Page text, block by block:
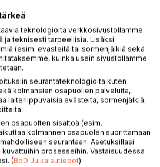
asuu tätä nykyä Hyvinkään
Keravanjoen latvavesien
valmisteilla olevan runotrilogian
teknologioita verkkosivustollamme.
ja teknisesti tarpeellisia. Lisäksi
(esim. evästeitä tai sormenjälkiä sekä
kuinka usein sivustollamme
seurantateknologioita kuten
kolmansien osapuolien palveluita,
laiteriippuvaisia evästeitä, sormenjälkiä,
osapuolten sisältöä (esim.
kolmannen osapuolen suorittamaan
seurantaan. Asetuksillasi
prosesseihin. Vastaisuudessa
(BoD Julkaisutiedot)